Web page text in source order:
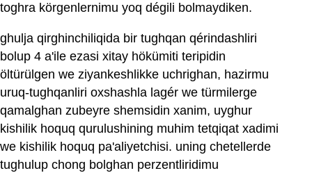
toghra körgenlernimu yoq dégili bolmaydiken.
ghulja qirghinchiliqida bir tughqan qérindashliri
bolup 4 a'ile ezasi xitay hökümiti teripidin
öltürülgen we ziyankeshlikke uchrighan, hazirmu
uruq-tughqanliri oxshashla lagér we türmilerge
qamalghan zubeyre shemsidin xanim, uyghur
kishilik hoquq qurulushining muhim tetqiqat xadimi
we kishilik hoquq pa'aliyetchisi. uning chetellerde
tughulup chong bolghan perzentliridimu